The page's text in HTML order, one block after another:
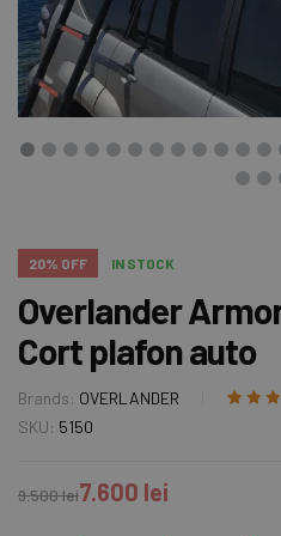
20% OFF IN STOCK
Overlander
Cort plafon auto
Brands: OVERLANDER
SKU: 5150
9.500lei7.600 lei